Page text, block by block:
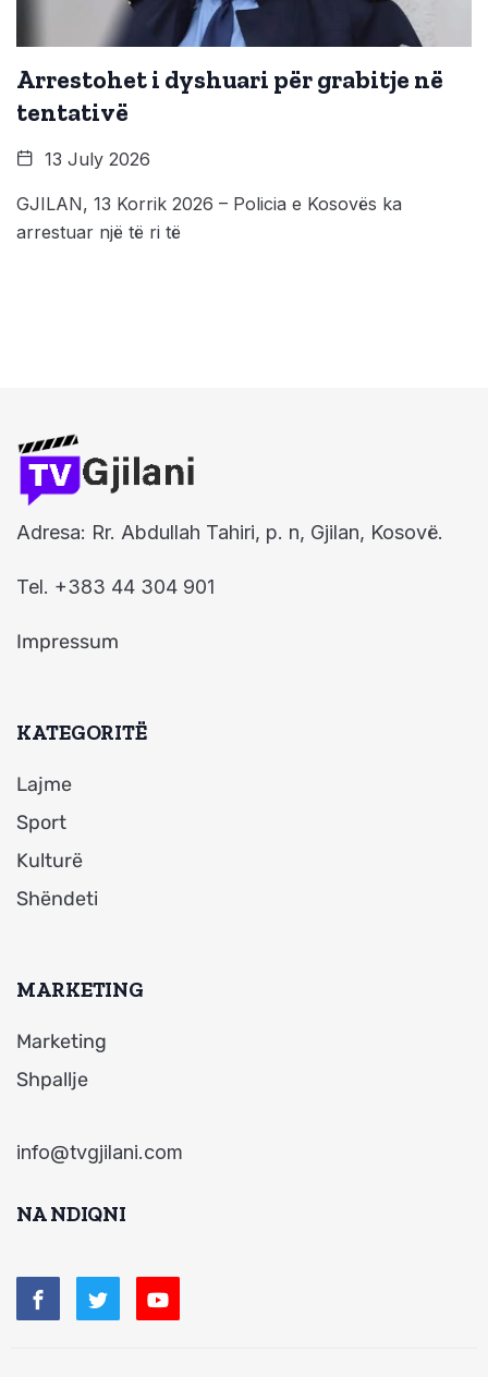
Arrestohet i dyshuari për grabitje në
tentativë
13 July 2026
GJILAN, 13 Korrik 2026 – Policia e Kosovës ka
arrestuar një të ri të
Adresa: Rr. Abdullah Tahiri, p. n, Gjilan, Kosovë.
Tel. +383 44 304 901
Impressum
KATEGORITË
Lajme
Sport
Kulturë
Shëndeti
MARKETING
Marketing
Shpallje
info@tvgjilani.com
NA NDIQNI